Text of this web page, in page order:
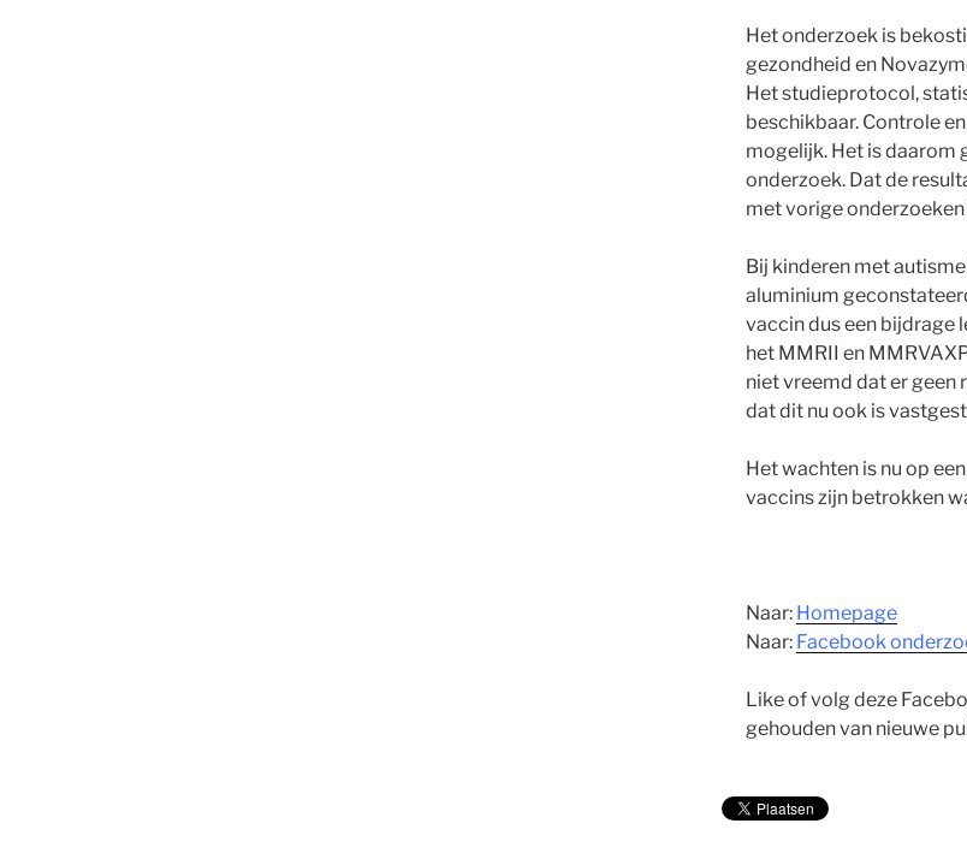
Het onderzoek is
gezondheid en
Het studieprotocol,
beschikbaar. Controle
mogelijk. Het is daarom
onderzoek. Dat de
met vorige
Bij kinderen met
aluminium
vaccin dus een bijdrage
het MMRII en
niet vreemd dat er geen
dat dit nu ook is
Het wachten is nu op
vaccins zijn betrokken
Naar: Homepage
Naar: Facebook
Like of volg deze
gehouden van nieuwe